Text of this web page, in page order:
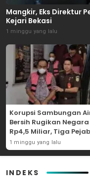
Mangkir, Eks Direktur
Kejari Bekasi
1 minggu yang lalu
Korupsi Sambungan
Bersih Rugikan Negara
Rp4,5 Miliar, Tiga
Perumda Dijerat
1 minggu yang lalu
INDEKS